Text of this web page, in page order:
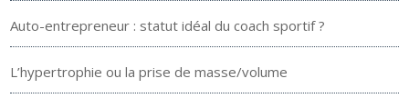
Auto-entrepreneur : statut idéal du coach sportif ?
L’hypertrophie ou la prise de masse/volume